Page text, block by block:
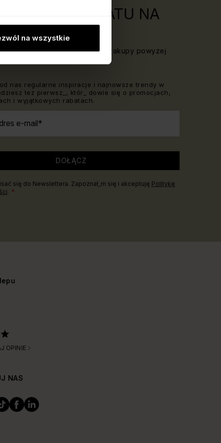
na wszystkie
20 ZŁ RABATU NA
Newslettera i odbierz rabat na zakupy powyżej
nas regularne inspiracje i najnowsze trendy w
też pierwsz_, któr_ dowie się o promocjach,
i wyjątkowych rabatach.
e-mail
DOŁĄCZ
się do Newslettera. Zapoznał_m się i akceptuję Politykę
.
OPINIE
NAS